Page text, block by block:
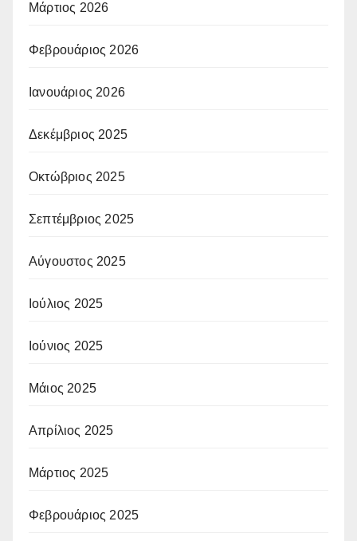
Μάρτιος 2026
Φεβρουάριος 2026
Ιανουάριος 2026
Δεκέμβριος 2025
Οκτώβριος 2025
Σεπτέμβριος 2025
Αύγουστος 2025
Ιούλιος 2025
Ιούνιος 2025
Μάιος 2025
Απρίλιος 2025
Μάρτιος 2025
Φεβρουάριος 2025